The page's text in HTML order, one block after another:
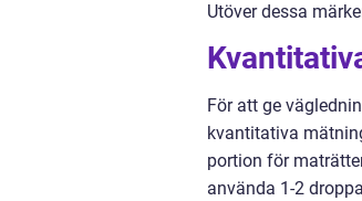
Utöver dessa
För att ge
kvantitativa
portion för
använda 1-2